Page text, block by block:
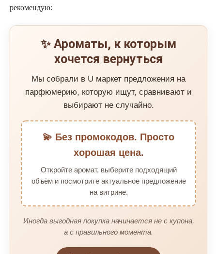
рекомендую:
✨ Ароматы, к которым
хочется вернуться
Мы собрали в U маркет предложения на
парфюмерию, которую ищут, сравнивают и
выбирают не случайно.
💫 Без промокодов. Просто
хорошая цена.
Откройте аромат, выберите подходящий
объём и посмотрите актуальное предложение
на витрине.
Иногда выгодная покупка начинается не с купона,
а с правильного момента.